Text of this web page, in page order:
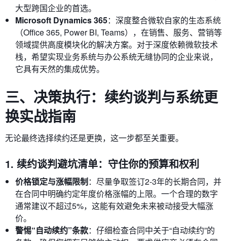
大型跨国企业的首选。
Microsoft Dynamics 365：深度整合微软自家的生态系统
（Office 365, Power BI, Teams），在销售、服务、营销等
领域提供高度模块化的解决方案。对于深度依赖微软技术
栈，希望实现业务系统与办公系统无缝协同的企业来说，
它具有天然的集成优势。
三、决策执行：续约谈判与系统更
换实战指南
无论最终选择续约还是更换，这一步都至关重要。
1. 续约谈判避坑清单：守住你的预算和权利
价格锁定与涨幅限制：尽量争取签订2-3年的长期合同，并
在合同中明确约定年度价格涨幅的上限。一个合理的数字
通常建议不超过5%，这能有效避免未来被动接受大幅涨
价。
警惕“自动续约”条款：仔细检查合同中关于“自动续约”的